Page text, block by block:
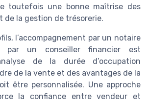
toutefois une bonne maîtrise des
de la gestion de trésorerie.
l’accompagnement par un notaire
par un conseiller financier est
de la durée d’occupation
de la vente et des avantages de la
être personnalisée. Une approche
la confiance entre vendeur et